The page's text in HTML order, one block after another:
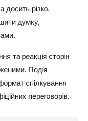
досить різко.
думку,
та реакція сторін
Подія
спілкування
переговорів.